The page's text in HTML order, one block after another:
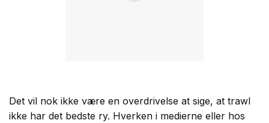
Det vil nok ikke være en overdrivelse at sige, at trawl
ikke har det bedste ry. Hverken i medierne eller hos